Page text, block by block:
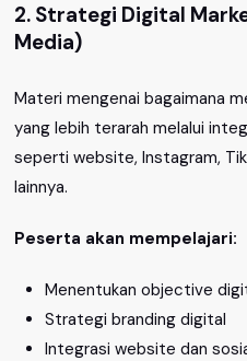
2. Strategi Digital
Media)
Materi mengenai bagaimana
yang lebih terarah melalui
seperti website, Instagram,
lainnya.
Peserta akan mempelajari:
Menentukan objective
Strategi branding digital
Integrasi website dan